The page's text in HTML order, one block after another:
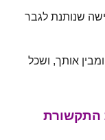
שנותנת לגבר
אותך, ושכל
התקשורת